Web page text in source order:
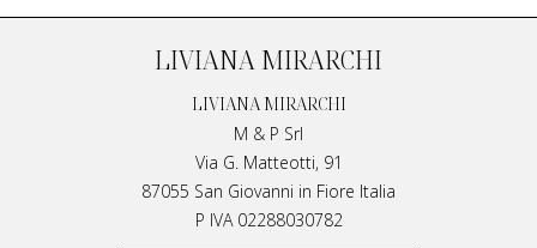
LIVIANA MIRARCHI
LIVIANA MIRARCHI
M & P Srl
Via G. Matteotti, 91
87055 San Giovanni in Fiore Italia
P IVA 02288030782